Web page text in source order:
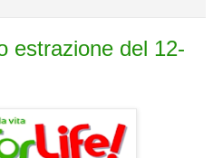
estrazione del 12-